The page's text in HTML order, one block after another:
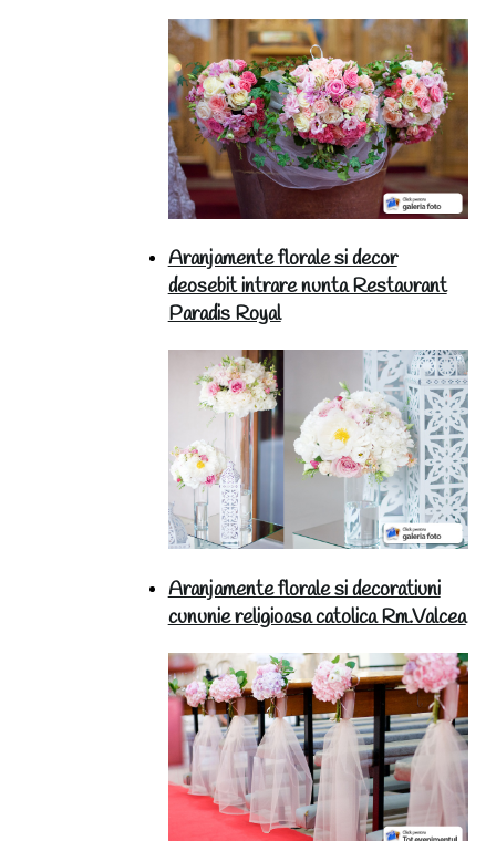
Aranjamente florale si decor
deosebit intrare nunta Restaurant
Paradis Royal
Aranjamente florale si decoratiuni
cununie religioasa catolica Rm.Valcea